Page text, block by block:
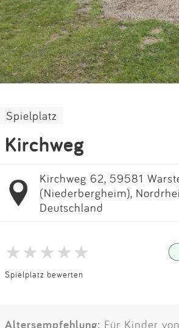
Impressum
Anmelden
Spielplatz
Kirchweg
Kirchweg 62, 59581
(Niederbergheim),
Deutschland
Spielplatz bewerten
Altersempfehlung: Für Kinder